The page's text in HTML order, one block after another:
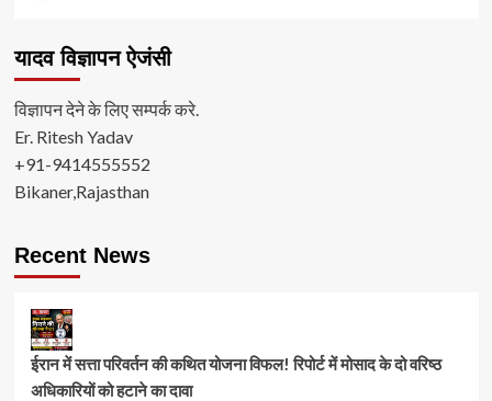
यादव विज्ञापन ऐजंसी
विज्ञापन देने के लिए सम्पर्क करे.
Er. Ritesh Yadav
+91-9414555552
Bikaner,Rajasthan
Recent News
ईरान में सत्ता परिवर्तन की कथित योजना विफल! रिपोर्ट में मोसाद के दो वरिष्ठ
अधिकारियों को हटाने का दावा